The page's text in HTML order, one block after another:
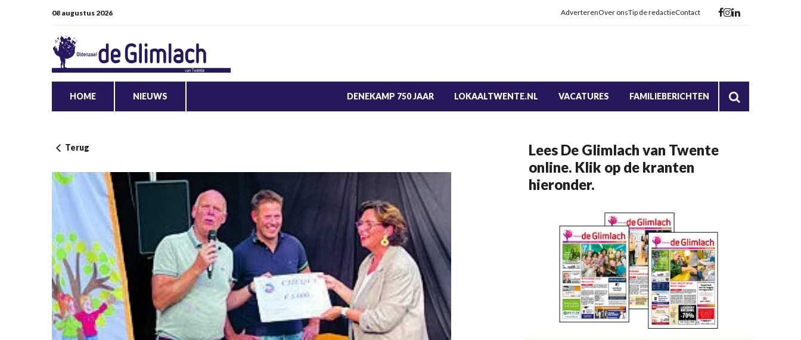
08 augustus 2026 AdverterenOver onsTip de redactieContact
HOME NIEUWS DENEKAMP 750 JAAR LOKAALTWENTE.NL VACATURES FAMILIEBERICHTEN
Terug
Lees De Glimlach van Twente
online. Klik op de kranten
hieronder.